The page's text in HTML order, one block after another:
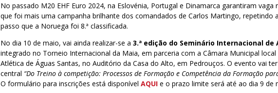
No passado M20 EHF Euro 2024, na Eslovénia, Portugal e Dinamarca garantiram vaga
que foi mais uma campanha brilhante dos comandados de Carlos Martingo, repetindo
passo que a Noruega foi 8.ª classificada.
No dia 10 de maio, vai ainda realizar-se a3.ª edição do Seminário Internacional de
integrado no Torneio Internacional da Maia, em parceria com a Câmara Municipal
Atlética de Águas Santas, no Auditório da Casa do Alto, em Pedrouços. O evento vai
central “Do Treino à competição: Processos de Formação e Competência da Formação
O formulário para inscrições está disponívelAQUI e o prazo limite será até ao dia 9 de